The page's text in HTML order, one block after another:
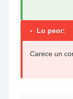
- Lo peor:
Carece un